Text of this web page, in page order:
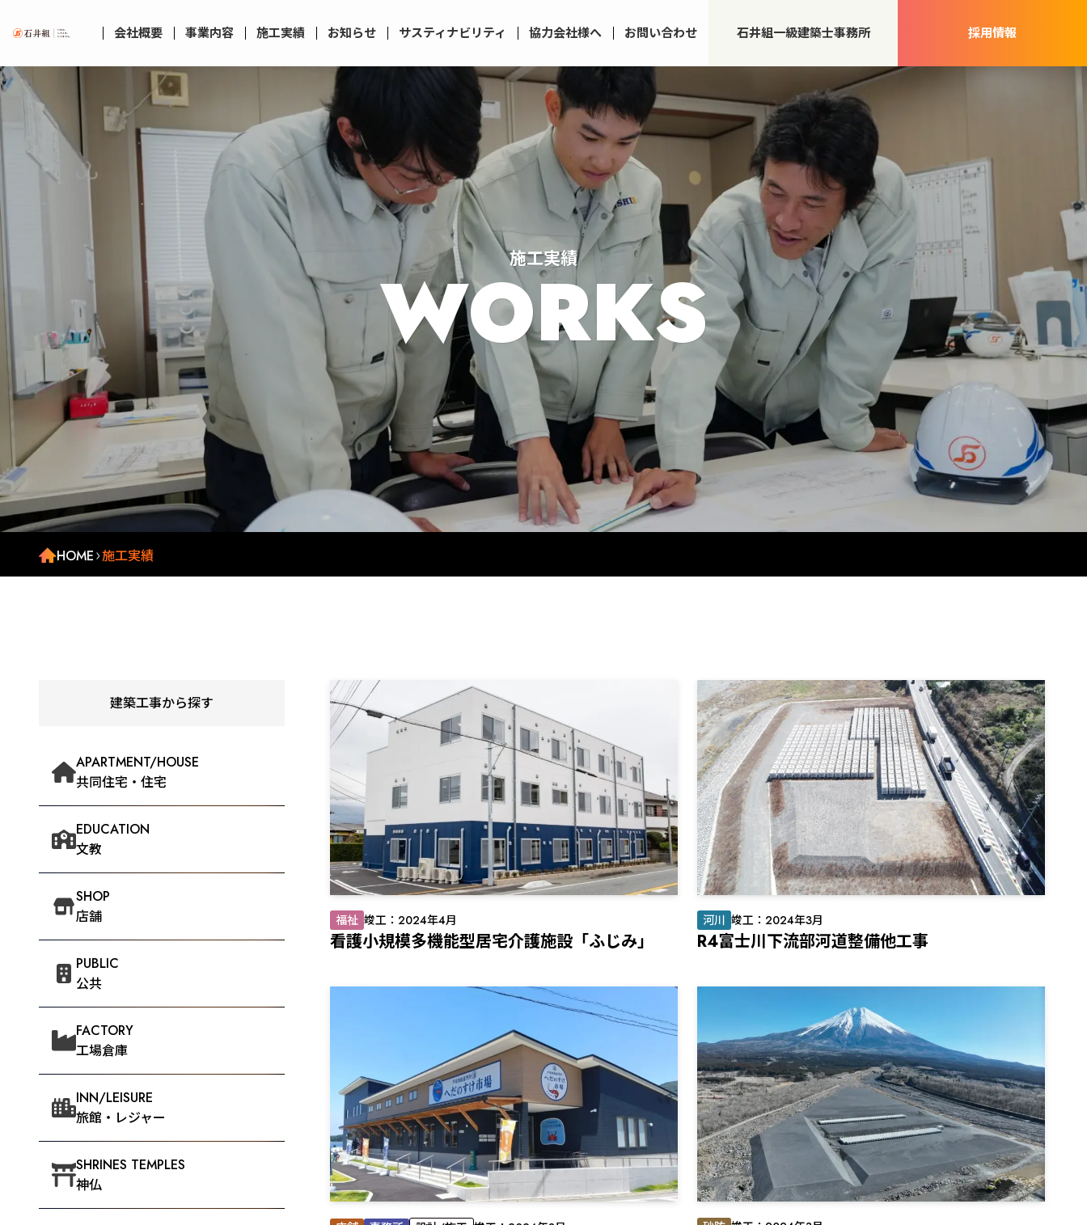
会社概要 事業内容 施工実績 お知らせ サスティナビリティ 協力会社様へ お問い合わせ 石井組一級建築士事務所 採用情報
施工実績
WORKS
HOME 施工実績
建築工事から探す
APARTMENT/HOUSE
共同住宅・住宅
EDUCATION
文教
SHOP
店舗
PUBLIC
公共
FACTORY
工場倉庫
INN/LEISURE
旅館・レジャー
SHRINES TEMPLES
神仏
看護小規模多機能型居宅介護施設「ふじみ」
福祉 竣工：2024年4月
R4富士川下流部河道整備他工事
河川 竣工：2024年3月